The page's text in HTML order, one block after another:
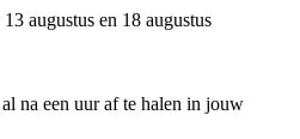
augustus en 18 augustus
na een uur af te halen in jouw